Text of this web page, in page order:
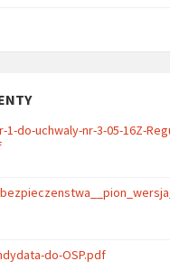
1-do-uchwaly-nr-3-05-16Z-
do-OSP.pdf